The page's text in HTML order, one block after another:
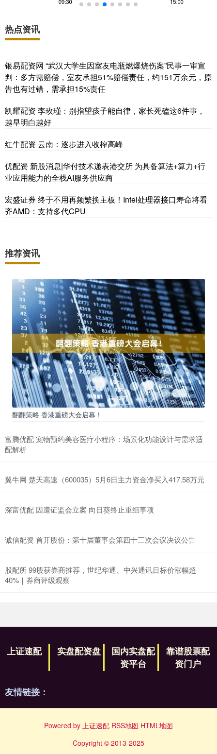
热点资讯
银易配资网 “武汉大学生因室友电瓶燃爆烧伤案”民事一审宣
判：多方需赔偿，室友承担51%赔偿责任，约151万余元，原
告也有过错，需承担15%责任
凯耀配资 李玫瑾：别指望孩子能自律，家长死磕这6件事，
越早明白越好
红牛配资 云南：逐步进入收榨高峰
优配资 新股消息|华付技术递表港交所 为具备算法+算力+行
业应用能力的全栈AI服务供应商
宏盛证券 终于不用再频繁换主板！Intel处理器接口寿命将看
齐AMD：支持多代CPU
推荐资讯
翻翻策略 香港重磅大会启幕！
富腾优配 宠物预约美容医疗小程序：场景化功能设计与需求适
配解析
翼牛网 楚天高速（600035）5月6日主力资金净买入417.58万元
深富优配 因遭证监会立案 向日葵终止重组事项
诚信配资 首开股份：第十届董事会第四十三次会议决议公告
股配所 99股获券商推荐，世纪华通、中兴通讯目标价涨幅超
40%｜券商评级观察
上证速配 实盘配资盘
国内实盘配
资平台
靠谱股票配
资门户
友情链接：
Powered by 上证速配 RSS地图 HTML地图
Copyright © 2013-2025